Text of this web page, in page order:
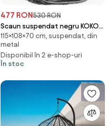
477 RON530 RON
Scaun suspendat negru KOKON
fara suport, perna gri
115×108×70 cm, suspendat, din
metal
Disponibil în 2 e-shop-uri
În stoc